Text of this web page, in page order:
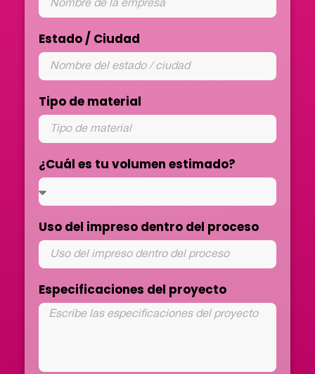
Estado / Ciudad
Tipo de material
¿Cuál es tu volumen estimado?
Uso del impreso dentro del proceso
Especificaciones del proyecto